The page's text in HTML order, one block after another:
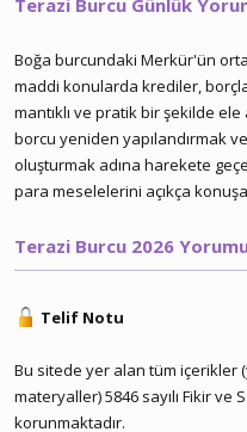
Terazi Burcu Günlük
Boğa burcundaki Merkür'ün
maddi konularda krediler,
mantıklı ve pratik bir şekilde ele
borcu yeniden yapılandırmak
oluşturmak adına harekete
para meselelerini açıkça
Terazi Burcu 2026
Telif Notu
Bu sitede yer alan tüm içerikler
materyaller) 5846 sayılı Fikir
korunmaktadır.